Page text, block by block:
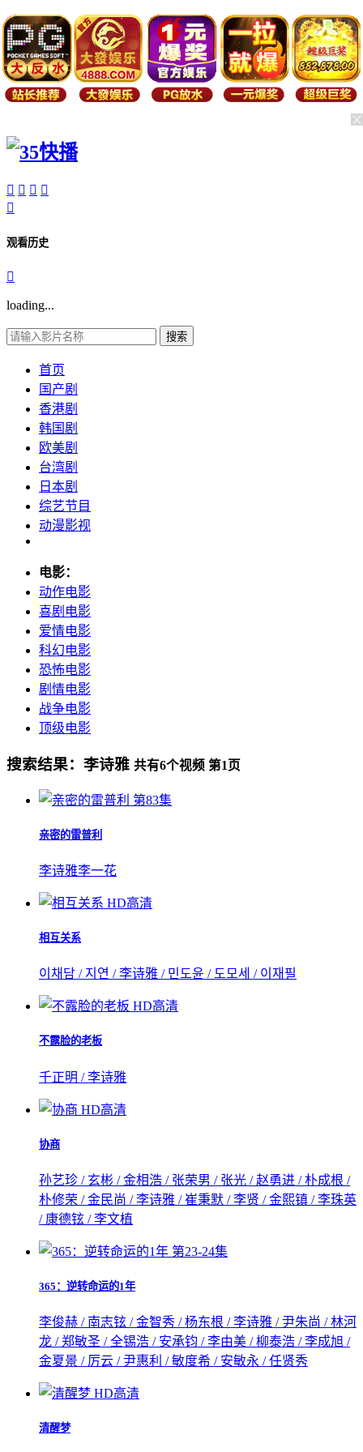
   

观看历史

loading...
搜索
首页
国产剧
香港剧
韩国剧
欧美剧
台湾剧
日本剧
综艺节目
动漫影视
电影：
动作电影
喜剧电影
爱情电影
科幻电影
恐怖电影
剧情电影
战争电影
顶级电影
搜索结果： 李诗雅 共有6个视频 第1 页
第83集
亲密的雷普利
李诗雅李一花
HD高清
相互关系
이채담 / 지연 / 李诗雅 / 민도윤 / 도모세 / 이재필
HD高清
不露脸的老板
千正明 / 李诗雅
HD高清
协商
孙艺珍 / 玄彬 / 金相浩 / 张荣男 / 张光 / 赵勇进 / 朴成根 /
朴修荣 / 金民尚 / 李诗雅 / 崔秉默 / 李贤 / 金熙镇 / 李珠英
/ 康德铉 / 李文植
第23-24集
365：逆转命运的1年
李俊赫 / 南志铉 / 金智秀 / 杨东根 / 李诗雅 / 尹朱尚 / 林河
龙 / 郑敏圣 / 全锡浩 / 安承钧 / 李由美 / 柳泰浩 / 李成旭 /
金夏景 / 厉云 / 尹惠利 / 敏度希 / 安敏永 / 任贤秀
HD高清
清醒梦